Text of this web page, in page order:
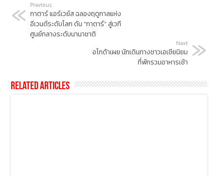
Previous
กาตาร์ แอร์เวย์ส ฉลองฤดูกาลแห่ง
อีเวนต์ระดับโลก ดัน “กาตาร์” สู่เวที
ศูนย์กลางระดับนานาชาติ
Next
อโกด้าเผย นักเดินทางชาวเอเชียนิยม
ที่พักรวมอาหารเช้า
Related Articles